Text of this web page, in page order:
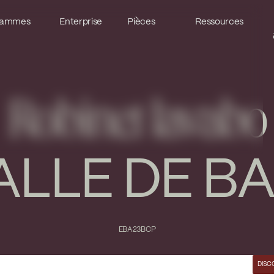
Enterprise Pièces Ressources
Enterprise Pièces Ressources
Robinet lavabo
DE
EBA23BCP